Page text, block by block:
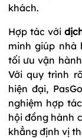
khách.
Hợp tác với
minh giúp nhà
tối ưu vận
Với quy trình
hiện đại,
nghiệm hợp
hội đồng hành
khẳng định vị